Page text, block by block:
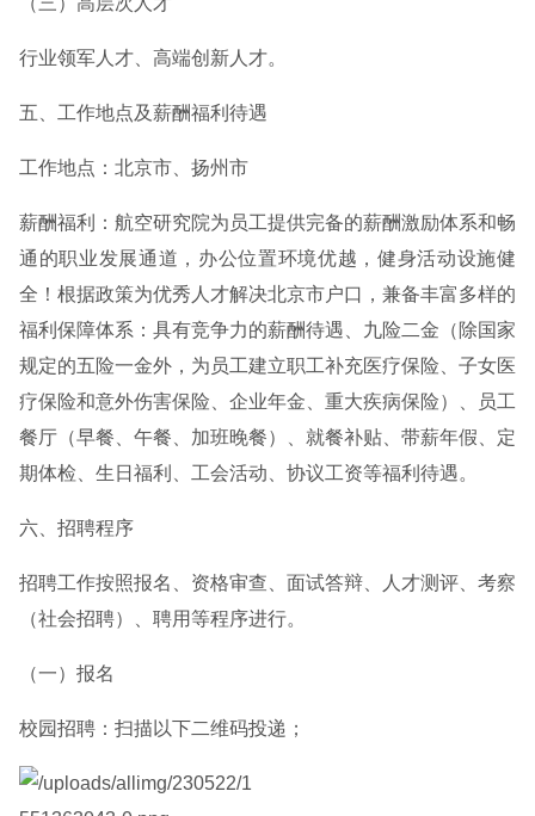
行业领军人才、高端创新人才。
五、工作地点及薪酬福利待遇
工作地点：北京市、扬州市
薪酬福利：航空研究院为员工提供完备的薪酬激励体系和畅
通的职业发展通道，办公位置环境优越，健身活动设施健
全！根据政策为优秀人才解决北京市户口，兼备丰富多样的
福利保障体系：具有竞争力的薪酬待遇、九险二金（除国家
规定的五险一金外，为员工建立职工补充医疗保险、子女医
疗保险和意外伤害保险、企业年金、重大疾病保险）、员工
餐厅（早餐、午餐、加班晚餐）、就餐补贴、带薪年假、定
期体检、生日福利、工会活动、协议工资等福利待遇。
六、招聘程序
招聘工作按照报名、资格审查、面试答辩、人才测评、考察
（社会招聘）、聘用等程序进行。
（一）报名
校园招聘：扫描以下二维码投递；